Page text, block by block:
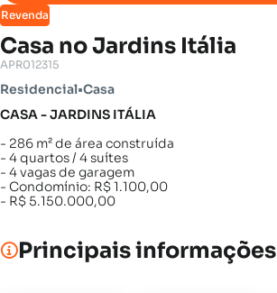
Revenda
Casa no Jardins Itália
APR012315
Residencial•Casa
CASA - JARDINS ITÁLIA
- 286 m² de área construída
- 4 quartos / 4 suítes
- 4 vagas de garagem
- Condomínio: R$ 1.100,00
- R$ 5.150.000,00
Principais informações